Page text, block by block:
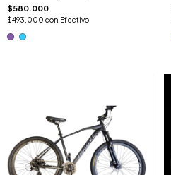
$580.000
$493.000 con Efectivo